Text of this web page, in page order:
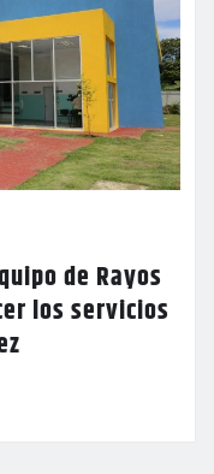
de Rayos
los servicios